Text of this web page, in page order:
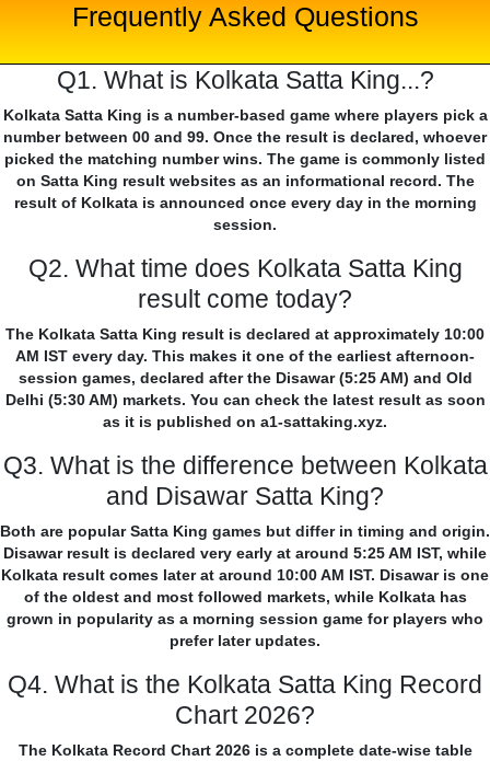
Frequently Asked Questions
Q1. What is Kolkata Satta King...?
Kolkata Satta King is a number-based game where players pick a
number between 00 and 99. Once the result is declared, whoever
picked the matching number wins. The game is commonly listed
on Satta King result websites as an informational record. The
result of Kolkata is announced once every day in the morning
session.
Q2. What time does Kolkata Satta King
result come today?
The Kolkata Satta King result is declared at approximately 10:00
AM IST every day. This makes it one of the earliest afternoon-
session games, declared after the Disawar (5:25 AM) and Old
Delhi (5:30 AM) markets. You can check the latest result as soon
as it is published on a1-sattaking.xyz.
Q3. What is the difference between Kolkata
and Disawar Satta King?
Both are popular Satta King games but differ in timing and origin.
Disawar result is declared very early at around 5:25 AM IST, while
Kolkata result comes later at around 10:00 AM IST. Disawar is one
of the oldest and most followed markets, while Kolkata has
grown in popularity as a morning session game for players who
prefer later updates.
Q4. What is the Kolkata Satta King Record
Chart 2026?
The Kolkata Record Chart 2026 is a complete date-wise table